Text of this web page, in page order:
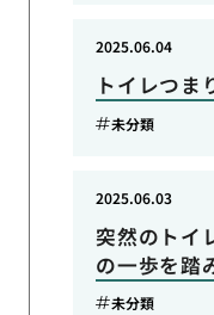
トイレつま
2025.06.04
未分類
突然のトイ
の一歩を踏
2025.06.03
未分類